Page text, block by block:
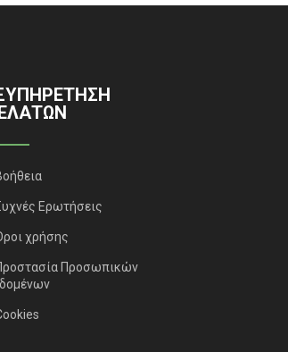
Ερωτήσεις
χρήσης
Προσωπικών